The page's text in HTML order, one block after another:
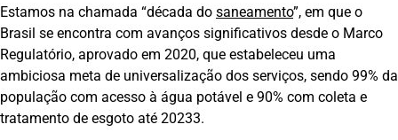
Estamos na chamada “década do saneamento”, em que o
Brasil se encontra com avanços significativos desde o Marco
Regulatório, aprovado em 2020, que estabeleceu uma
ambiciosa meta de universalização dos serviços, sendo 99% da
população com acesso à água potável e 90% com coleta e
tratamento de esgoto até 20233.